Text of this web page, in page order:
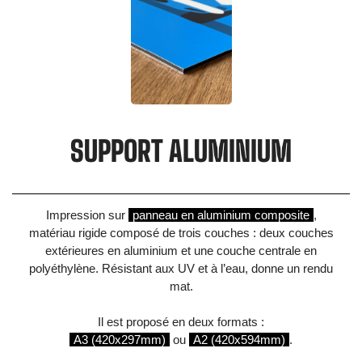
SUPPORT ALUMINIUM
Impression sur panneau en aluminium composite ,
matériau rigide composé de trois couches : deux couches
extérieures en aluminium et une couche centrale en
polyéthylène. Résistant aux UV et à l’eau, donne un rendu
mat.
Il est proposé en deux formats :
A3 (420x297mm) ou A2 (420x594mm) .